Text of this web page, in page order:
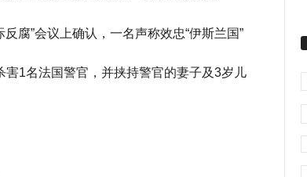
腐”会议上确认， 一名声称效忠“伊斯兰国”
害1名法国警官，并挟持警官的妻子及3岁儿